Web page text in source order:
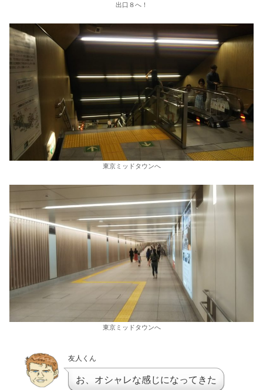
出口８へ！
東京ミッドタウンへ
東京ミッドタウンへ
友人くん
お、オシャレな感じになってきた